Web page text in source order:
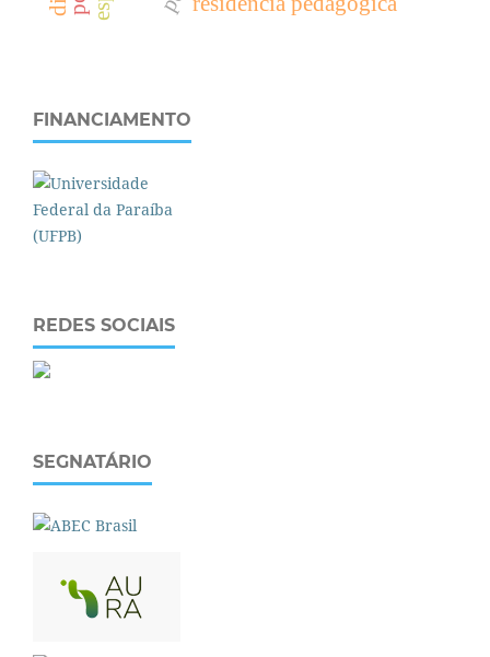
FINANCIAMENTO
REDES SOCIAIS
SEGNATÁRIO